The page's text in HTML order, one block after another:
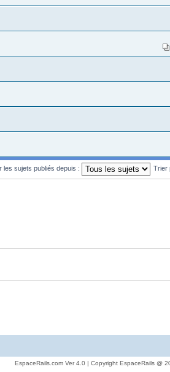
les sujets publiés depuis : Trier
EspaceRails.com Ver 4.0 | Copyright EspaceRails @